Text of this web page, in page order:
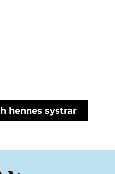
hennes systrar